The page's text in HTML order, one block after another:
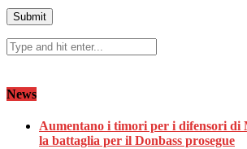
News
Aumentano i timori per i difensori di
la battaglia per il Donbass prosegue